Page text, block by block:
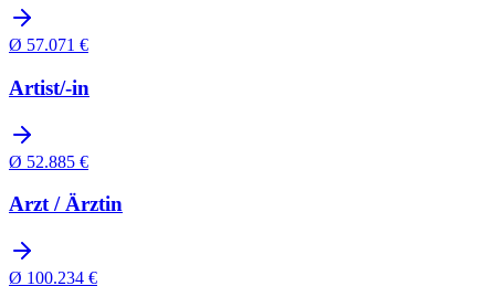
Ø 57.071 €
Artist/-in
Ø 52.885 €
Arzt / Ärztin
Ø 100.234 €